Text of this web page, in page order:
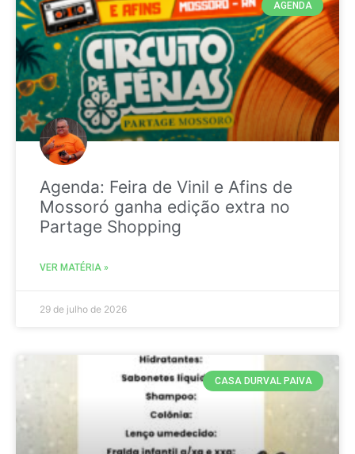
AGENDA
Agenda: Feira de Vinil e Afins de
Mossoró ganha edição extra no
Partage Shopping
VER MATÉRIA »
29 de julho de 2026
CASA DURVAL PAIVA